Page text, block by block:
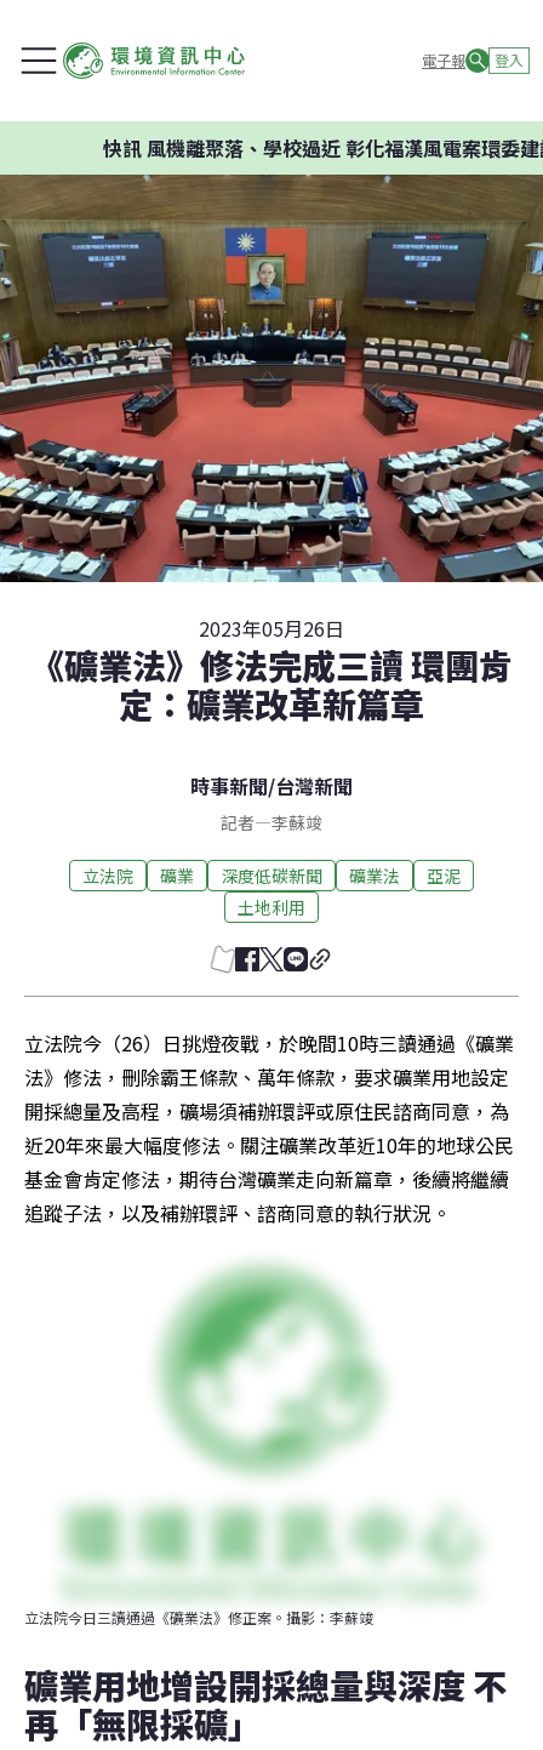
電子報 登入
風機離聚落、學校過近 彰化福漢風電案環委建議不
2023年05月26日
《礦業法》修法完成三讀 環團肯
定：礦業改革新篇章
時事新聞/台灣新聞
記者—李蘇竣
立法院 礦業 深度低碳新聞 礦業法
亞泥
土地利用
立法院今（26）日挑燈夜戰，於晚間10時三讀通過《礦業
法》修法，刪除霸王條款、萬年條款，要求礦業用地設定
開採總量及高程，礦場須補辦環評或原住民諮商同意，為
近20年來最大幅度修法。關注礦業改革近10年的地球公民
基金會肯定修法，期待台灣礦業走向新篇章，後續將繼續
追蹤子法，以及補辦環評、諮商同意的執行狀況。
立法院今日三讀通過《礦業法》修正案。攝影：李蘇竣
礦業用地增設開採總量與深度 不
再「無限採礦」